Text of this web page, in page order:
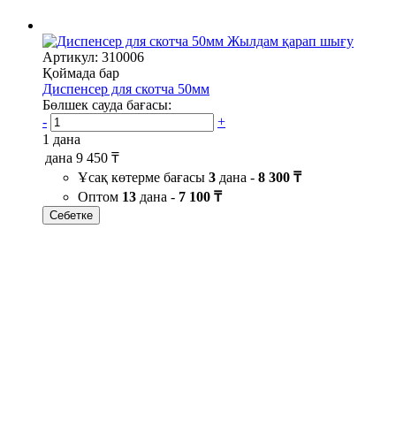
Жылдам қарап шығу
Артикул: 310006
Қоймада бар
Диспенсер для скотча 50мм
Бөлшек сауда бағасы:
-
+
1 дана
дана 9 450 ₸
Ұсақ көтерме бағасы 3 дана - 8 300 ₸
Оптом 13 дана - 7 100 ₸
Себетке